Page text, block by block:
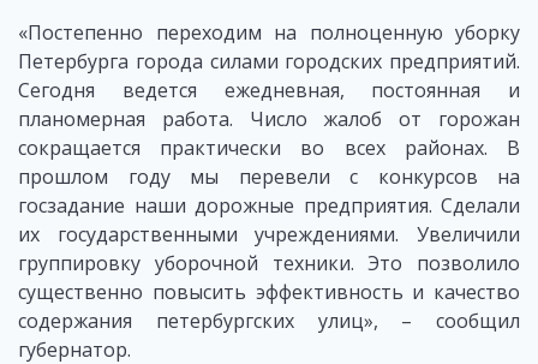
«Постепенно переходим на полноценную уборку
Петербурга города силами городских предприятий.
Сегодня ведется ежедневная, постоянная и
планомерная работа. Число жалоб от горожан
сокращается практически во всех районах. В
прошлом году мы перевели с конкурсов на
госзадание наши дорожные предприятия. Сделали
их государственными учреждениями. Увеличили
группировку уборочной техники. Это позволило
существенно повысить эффективность и качество
содержания петербургских улиц», – сообщил
губернатор.